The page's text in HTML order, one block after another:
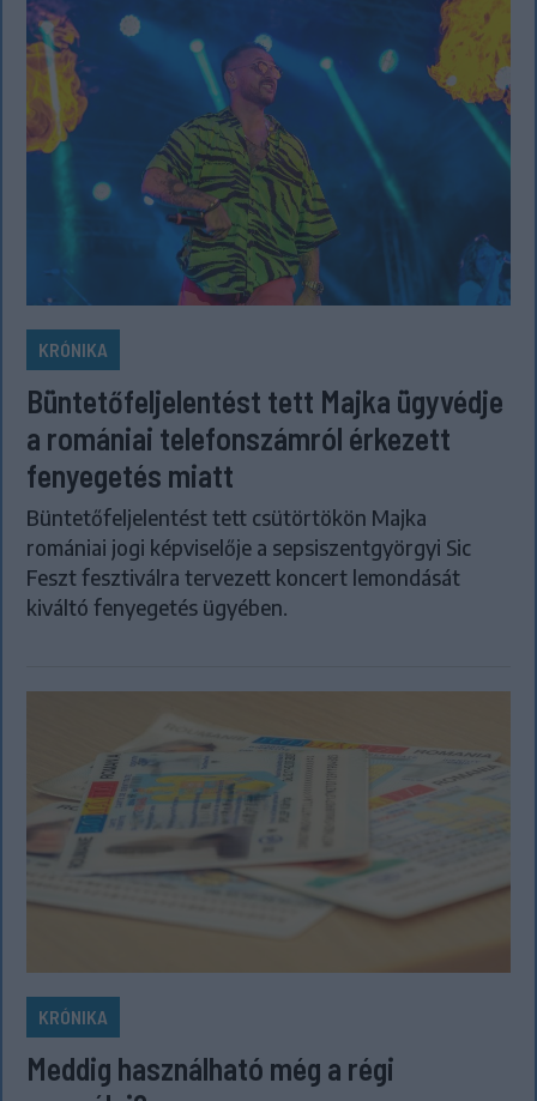
KRÓNIKA
Büntetőfeljelentést tett Majka ügyvédje
a romániai telefonszámról érkezett
fenyegetés miatt
Büntetőfeljelentést tett csütörtökön Majka
romániai jogi képviselője a sepsiszentgyörgyi Sic
Feszt fesztiválra tervezett koncert lemondását
kiváltó fenyegetés ügyében.
KRÓNIKA
Meddig használható még a régi